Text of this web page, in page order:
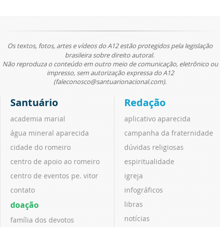
Os textos, fotos, artes e vídeos do A12 estão protegidos pela legislação
brasileira sobre direito autoral.
Não reproduza o conteúdo em outro meio de comunicação, eletrônico ou
impresso, sem autorização expressa do A12
(faleconosco@santuarionacional.com).
Santuário
academia marial
água mineral aparecida
cidade do romeiro
centro de apoio ao romeiro
centro de eventos pe. vitor
contato
doação
família dos devotos
Redação
aplicativo aparecida
campanha da fraternidade
dúvidas religiosas
espiritualidade
igreja
infográficos
libras
notícias